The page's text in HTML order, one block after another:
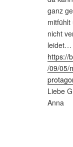
ganz
mitfühlt
nicht
leidet…
https://
/09/05/
Liebe
Anna